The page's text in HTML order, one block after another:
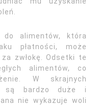
do alimentów, która
płatności, może
zwłokę. Odsetki te
alimentów, co
W skrajnych
są bardzo duże i
nie wykazuje woli